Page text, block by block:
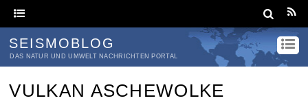
SEISMOBLOG
DAS NATUR UND UMWELT NACHRICHTEN PORTAL
VULKAN ASCHEWOLKE